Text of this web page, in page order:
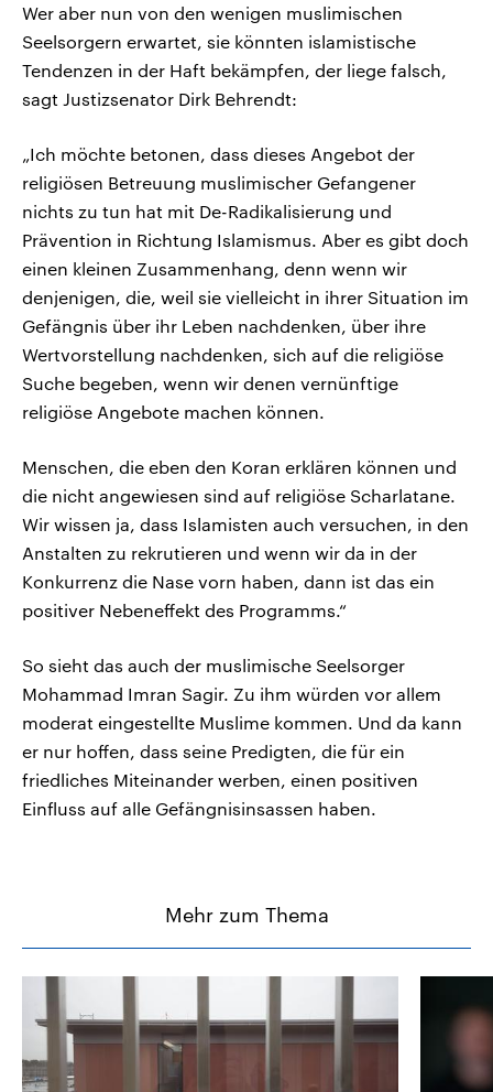
Wer aber nun von den wenigen muslimischen
Seelsorgern erwartet, sie könnten islamistische
Tendenzen in der Haft bekämpfen, der liege falsch,
sagt Justizsenator Dirk Behrendt:
„Ich möchte betonen, dass dieses Angebot der
religiösen Betreuung muslimischer Gefangener
nichts zu tun hat mit De-Radikalisierung und
Prävention in Richtung Islamismus. Aber es gibt doch
einen kleinen Zusammenhang, denn wenn wir
denjenigen, die, weil sie vielleicht in ihrer Situation im
Gefängnis über ihr Leben nachdenken, über ihre
Wertvorstellung nachdenken, sich auf die religiöse
Suche begeben, wenn wir denen vernünftige
religiöse Angebote machen können.
Menschen, die eben den Koran erklären können und
die nicht angewiesen sind auf religiöse Scharlatane.
Wir wissen ja, dass Islamisten auch versuchen, in den
Anstalten zu rekrutieren und wenn wir da in der
Konkurrenz die Nase vorn haben, dann ist das ein
positiver Nebeneffekt des Programms.“
So sieht das auch der muslimische Seelsorger
Mohammad Imran Sagir. Zu ihm würden vor allem
moderat eingestellte Muslime kommen. Und da kann
er nur hoffen, dass seine Predigten, die für ein
friedliches Miteinander werben, einen positiven
Einfluss auf alle Gefängnisinsassen haben.
Mehr zum Thema